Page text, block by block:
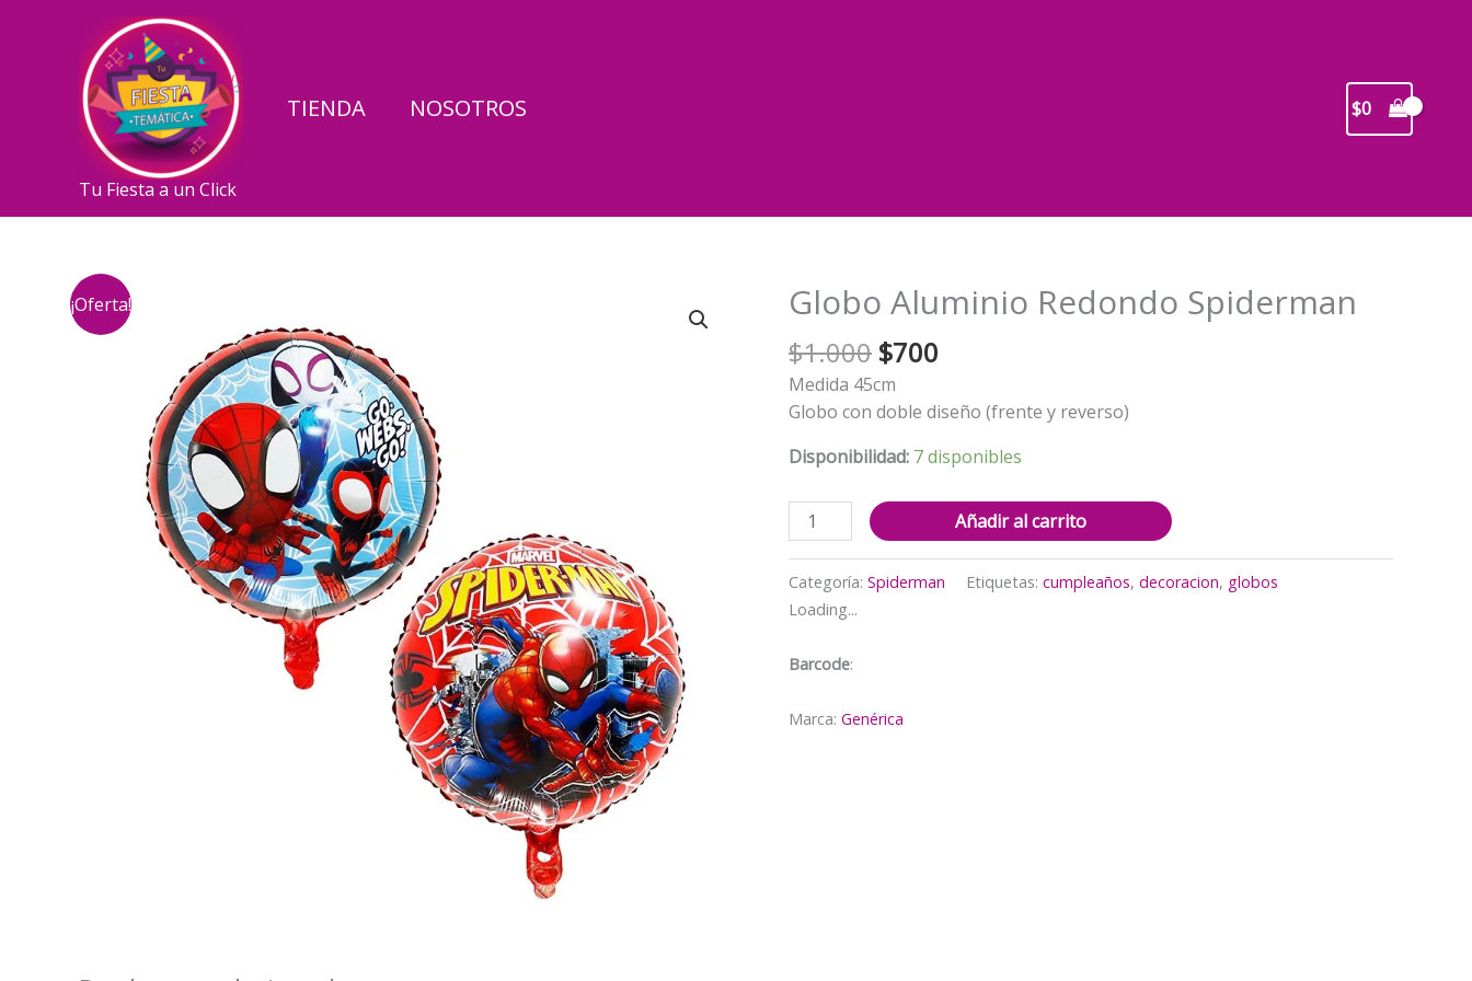
Tu Fiesta a un Click
TIENDA NOSOTROS $0
¡Oferta! Globo Aluminio Redondo Spiderman
$1.000 El
precio
original
$1.000.
$700
actual
$700.
Medida 45cm
Globo con doble diseño (frente y reverso)
Disponibilidad: 7 disponibles
Globo
Aluminio
Spiderman
cantidad
Añadir al carrito
Categoría: Spiderman Etiquetas: cumpleaños, decoracion, globos
Loading...
Barcode:
Marca: Genérica